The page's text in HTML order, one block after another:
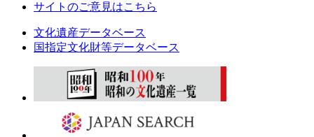
サイトのご意見はこちら
文化遺産データベース
国指定文化財等データベース